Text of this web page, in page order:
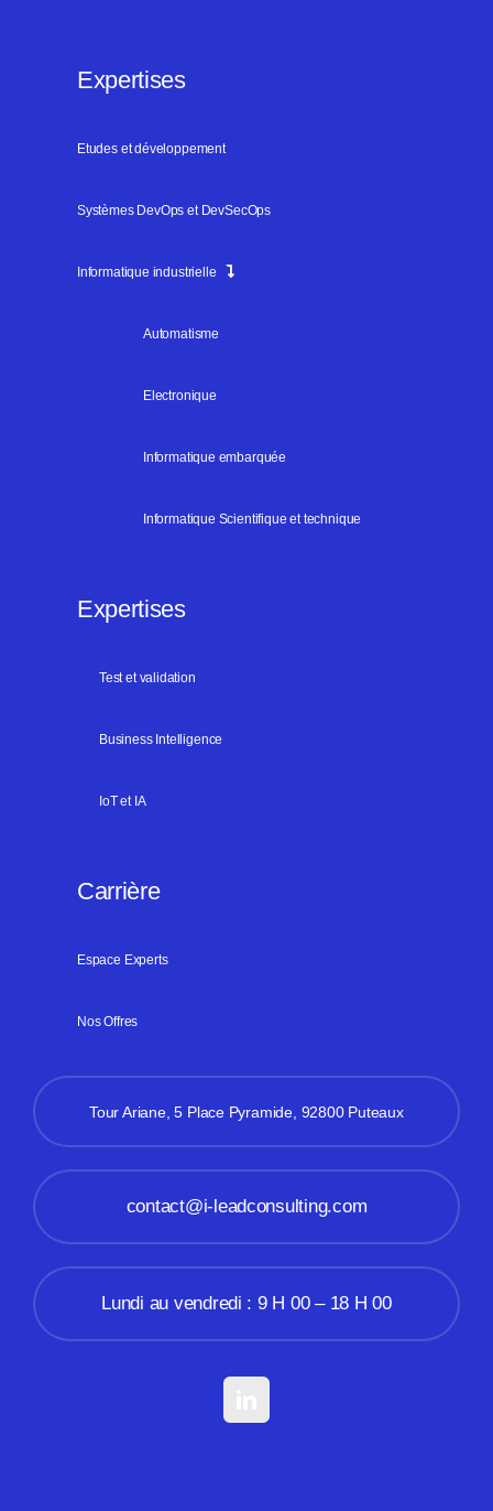
Expertises
Etudes et développement
Systèmes DevOps et DevSecOps
Informatique industrielle
Automatisme
Electronique
Informatique embarquée
Informatique Scientifique et technique
Expertises
Test et validation
Business Intelligence
IoT et IA
Carrière
Espace Experts
Nos Offres
Tour Ariane, 5 Place Pyramide, 92800 Puteaux
contact@i-leadconsulting.com
Lundi au vendredi : 9 H 00 – 18 H 00